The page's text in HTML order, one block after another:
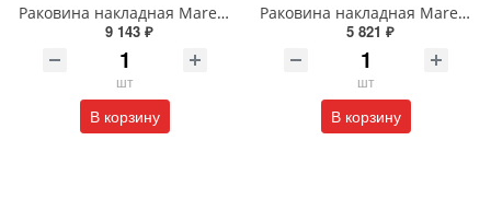
Раковина накладная Maretti Eleganza EN13NS48-560MR 59 см черная мраморная
9 143 ₽
шт
В корзину
Раковина накладная Maretti Eleganza EN13NS87-740 41 см белая
5 821 ₽
шт
В корзину